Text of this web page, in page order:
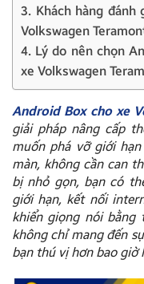
3. Khách hàng đánh
Volkswagen
4. Lý do nên chọn
xe Volkswagen
Android Box cho xe
giải pháp nâng cấp
muốn phá vỡ giới
màn, không cần can
bị nhỏ gọn, bạn có
giới hạn, kết nối
khiển giọng nói bằng
không chỉ mang đến
bạn thú vị hơn bao giờ